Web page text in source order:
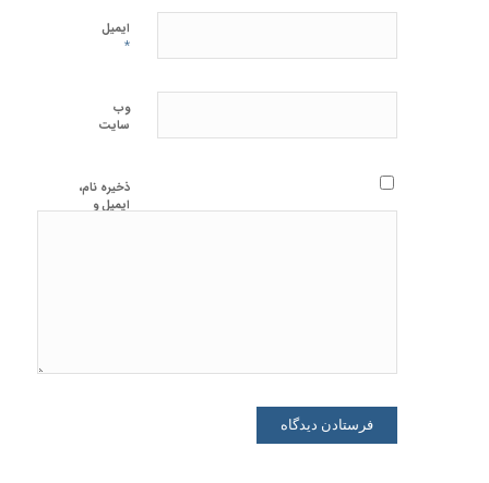
ایمیل
*
وب‌
سایت
ذخیره نام،
ایمیل و